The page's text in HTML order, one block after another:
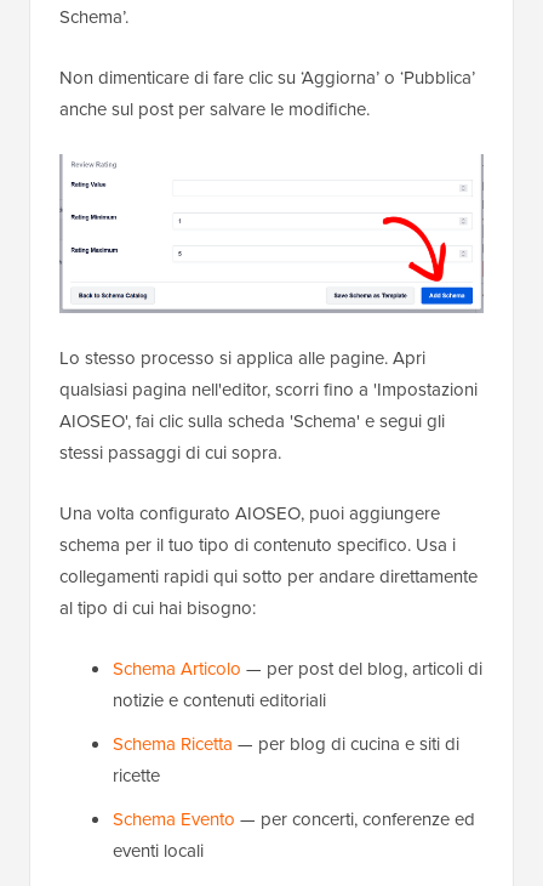
Schema’.
Non dimenticare di fare clic su ‘Aggiorna’ o ‘Pubblica’
anche sul post per salvare le modifiche.
Lo stesso processo si applica alle pagine. Apri
qualsiasi pagina nell'editor, scorri fino a 'Impostazioni
AIOSEO', fai clic sulla scheda 'Schema' e segui gli
stessi passaggi di cui sopra.
Una volta configurato AIOSEO, puoi aggiungere
schema per il tuo tipo di contenuto specifico. Usa i
collegamenti rapidi qui sotto per andare direttamente
al tipo di cui hai bisogno:
Schema Articolo — per post del blog, articoli di
notizie e contenuti editoriali
Schema Ricetta — per blog di cucina e siti di
ricette
Schema Evento — per concerti, conferenze ed
eventi locali